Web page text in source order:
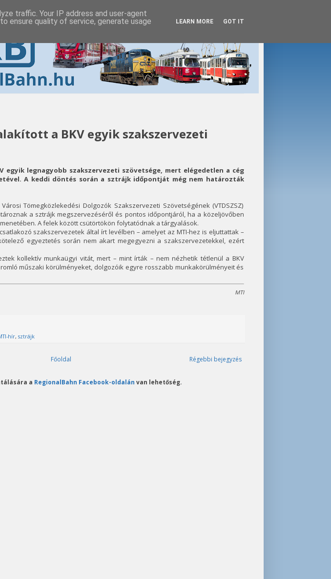
a BKV egyik szakszervezeti
legnagyobb szakszervezeti szövetsége, mert elégedetlen a cég
A keddi döntés során a sztrájk időpontját még nem határozták
Tömegközlekedési Dolgozók Szakszervezeti Szövetségének (VTDSZSZ)
a sztrájk megszervezéséről és pontos időpontjáról, ha a közeljövőben
A felek között csütörtökön folytatódnak a tárgyalások.
szakszervezetek által írt levélben – amelyet az MTI-hez is eljuttattak –
egyeztetés során nem akart megegyezni a szakszervezetekkel, ezért
kollektív munkaügyi vitát, mert – mint írták – nem nézhetik tétlenül a BKV
műszaki körülményeket, dolgozóik egyre rosszabb munkakörülményeit és
MTI
hír, sztrájk
Régebbi bejegyzés
Főoldal
a RegionalBahn Facebook-oldalán van lehetőség.
traffic. Your IP address and user-agent
ensure quality of service, generate usage
LEARN MORE GOT IT